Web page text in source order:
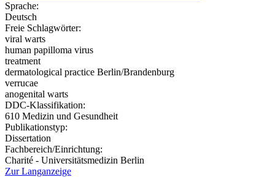
Sprache:
Deutsch
Freie Schlagwörter:
viral warts
human papilloma virus
treatment
dermatological practice Berlin/Brandenburg
verrucae
anogenital warts
DDC-Klassifikation:
610 Medizin und Gesundheit
Publikationstyp:
Dissertation
Fachbereich/Einrichtung:
Charité - Universitätsmedizin Berlin
Zur Langanzeige